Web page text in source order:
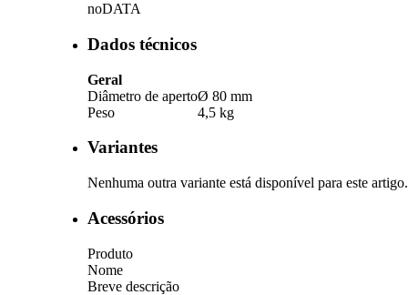
noDATA
Dados técnicos
Geral
Diâmetro de apertoØ 80 mm
Peso
4,5 kg
Variantes
Nenhuma outra variante está disponível para este artigo.
Acessórios
Produto
Nome
Breve descrição